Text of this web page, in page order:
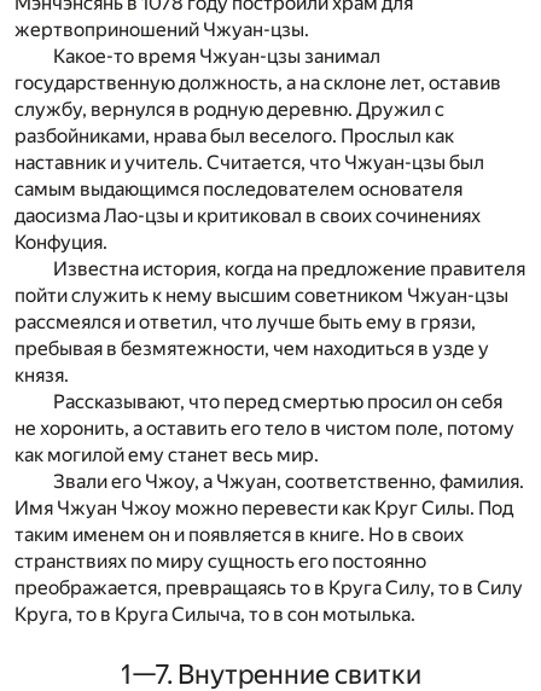
жертвоприношений Чжуан-цзы.
Какое-то время Чжуан-цзы занимал
государственную должность, а на склоне лет, оставив
службу, вернулся в родную деревню. Дружил с
разбойниками, нрава был веселого. Прослыл как
наставник и учитель. Считается, что Чжуан-цзы был
самым выдающимся последователем основателя
даосизма Лао-цзы и критиковал в своих сочинениях
Конфуция.
Известна история, когда на предложение правителя
пойти служить к нему высшим советником Чжуан-цзы
рассмеялся и ответил, что лучше быть ему в грязи,
пребывая в безмятежности, чем находиться в узде у
князя.
Рассказывают, что перед смертью просил он себя
не хоронить, а оставить его тело в чистом поле, потому
как могилой ему станет весь мир.
Звали его Чжоу, а Чжуан, соответственно, фамилия.
Имя Чжуан Чжоу можно перевести как Круг Силы. Под
таким именем он и появляется в книге. Но в своих
странствиях по миру сущность его постоянно
преображается, превращаясь то в Круга Силу, то в Силу
Круга, то в Круга Силыча, то в сон мотылька.
1—7. Внутренние свитки